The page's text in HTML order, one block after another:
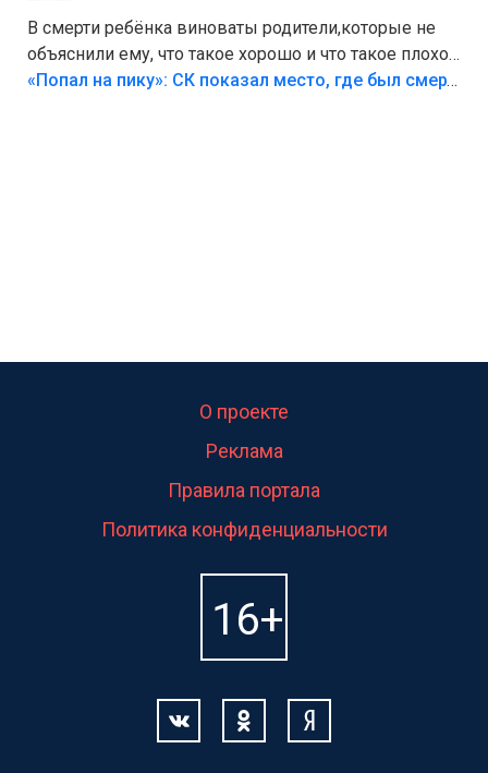
В смерти ребёнка виноваты родители,которые не
объяснили ему, что такое хорошо и что такое плохо!
Лезть через такой забор,верх безумия,есть же
«Попал на пику»: СК показал место, где был смертельно травмирован ребенок в Тольятти
О проекте
Реклама
Правила портала
Политика конфиденциальности